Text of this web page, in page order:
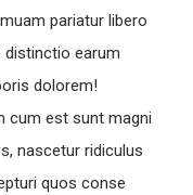
pariatur libero
distinctio earum
dolorem!
cum est sunt magni
nascetur ridiculus
quos conse